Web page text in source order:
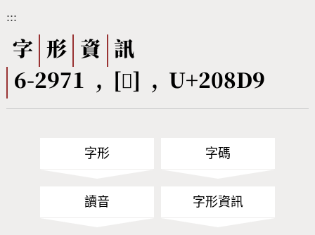
筆順序查詢
CNS查詢 Unicode查詢
字形下載
熱門查詢統計
:::
字 形 資
訊
6-2971 , [𠣙] , U+208D9
字形 字碼
讀音 字形資訊